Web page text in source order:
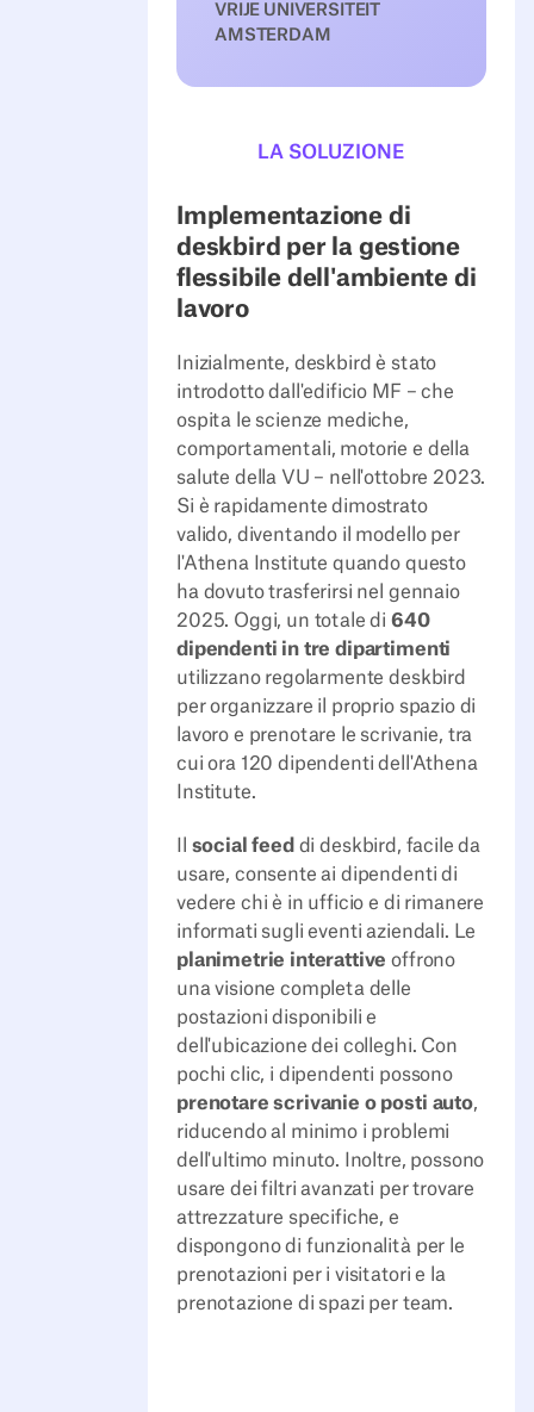
VRIJE UNIVERSITEIT
AMSTERDAM
LA SOLUZIONE
Implementazione di
deskbird per la gestione
flessibile dell'ambiente di
lavoro
Inizialmente, deskbird è stato
introdotto dall'edificio MF – che
ospita le scienze mediche,
comportamentali, motorie e della
salute della VU – nell'ottobre 2023.
Si è rapidamente dimostrato
valido, diventando il modello per
l'Athena Institute quando questo
ha dovuto trasferirsi nel gennaio
2025. Oggi, un totale di 640
dipendenti in tre dipartimenti
utilizzano regolarmente deskbird
per organizzare il proprio spazio di
lavoro e prenotare le scrivanie, tra
cui ora 120 dipendenti dell'Athena
Institute.
social feed di deskbird, facile da
usare, consente ai dipendenti di
vedere chi è in ufficio e di rimanere
informati sugli eventi aziendali. Le
planimetrie interattive offrono
una visione completa delle
postazioni disponibili e
dell'ubicazione dei colleghi. Con
pochi clic, i dipendenti possono
prenotare scrivanie o posti auto,
riducendo al minimo i problemi
dell'ultimo minuto. Inoltre, possono
usare dei filtri avanzati per trovare
attrezzature specifiche, e
dispongono di funzionalità per le
prenotazioni per i visitatori e la
prenotazione di spazi per team.